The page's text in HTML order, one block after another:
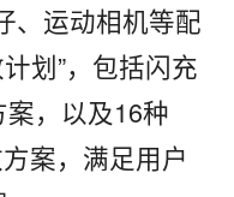
、运动相机等配
划”，包括闪充
，以及16种
案，满足用户